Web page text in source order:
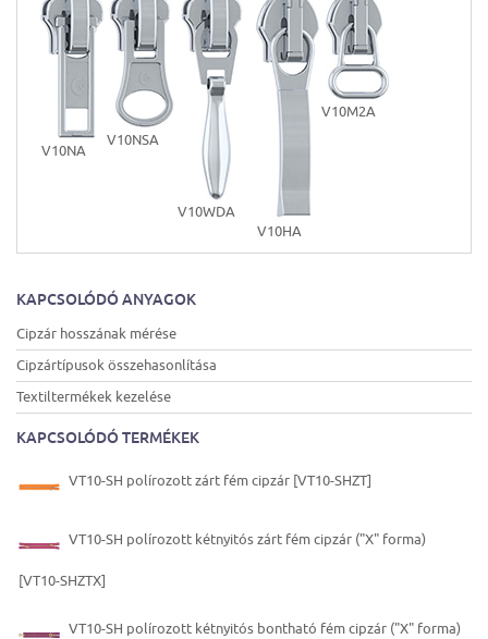
V10NA
V10NSA
V10WDA
V10HA
V10M2A
KAPCSOLÓDÓ ANYAGOK
Cipzár hosszának mérése
Cipzártípusok összehasonlítása
Textiltermékek kezelése
KAPCSOLÓDÓ TERMÉKEK
VT10-SH polírozott zárt fém cipzár [VT10-SHZT]
VT10-SH polírozott kétnyitós zárt fém cipzár ("X" forma)
[VT10-SHZTX]
VT10-SH polírozott kétnyitós bontható fém cipzár ("X" forma)